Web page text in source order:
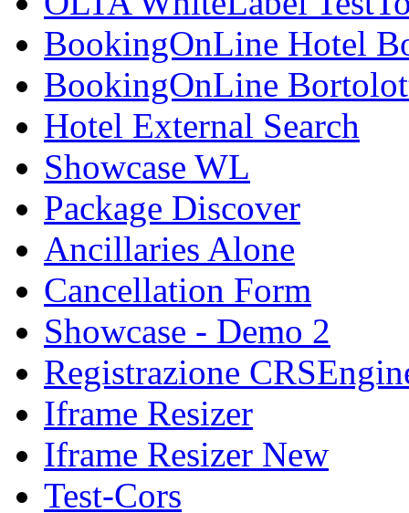
BookingOnLine Hotel
BookingOnLine
Hotel External Search
Showcase WL
Package Discover
Ancillaries Alone
Cancellation Form
Showcase - Demo 2
Registrazione
Iframe Resizer
Iframe Resizer New
Test-Cors